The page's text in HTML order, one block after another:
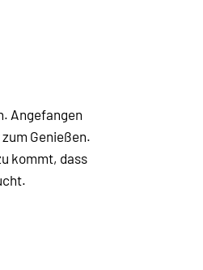
Angefangen
Genießen.
kommt, dass